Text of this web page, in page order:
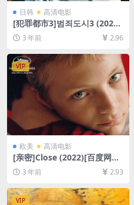
日韩 高清电影
[犯罪都市3]범죄도시3 (2023)
[百度网盘+迅雷云盘资源1080
P超清未删减][MP4/3.6GB][韩
语中字]
3 年前 2.96
VIP
欧美 高清电影
[亲密]Close (2022)[百度网盘
+迅雷云盘资源1080P超清未
删减][MP4/6GB][中文字幕]
3 年前 2.93
VIP